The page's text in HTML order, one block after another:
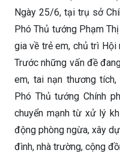
Ngày 25/6, tại trụ sở
Phó Thủ tướng Phạm
gia về trẻ em, chủ trì Hội
Trước những vấn đề
em, tai nạn thương
Phó Thủ tướng Chính
chuyển mạnh từ xử lý
động phòng ngừa, xây
đình, nhà trường, cộng